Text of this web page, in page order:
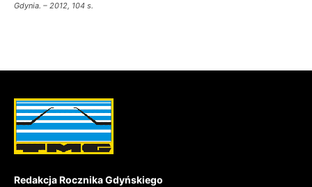
Gdynia. – 2012, 104 s.
Redakcja Rocznika Gdyńskiego